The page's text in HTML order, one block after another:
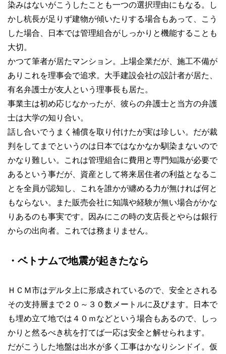
染みはないがこうしたことも一つの選択理由にもなる。し
かし杭長が足りず建物が傾いたりする場合もあって、こう
した場合、日本では管理組合がしっかりと機能することも
大切。
かつて筆者が居たマンション。上場企業だが、施工不備が
ありこれを理事会で追求。大手建設会社の設計者が居た、
有名弁護士が友人という理事長も居た。
事業主は初め応じなかったが、彼らの弁護士と当方の弁護
士は大学の知り合い。
話し合いでうまく補償を取り付けたが実は珍しい。だが裁
判をしてまでというのは日本ではなかなか馴染まないので
かなり難しい。これは管理組合に費用と専門知識が必要で
あるという事だが、資産として将来居住者の利益となるこ
とを全員が認知し、これを誰かが纏める力が無ければ何と
もならない。また販売会社に知識や経験が無い場合がかな
りあるのも事実です。因みにこの時の支店長とやらは銀行
からの出向者。これでは務まりません。
・ベトナムで地震が起きたなら
ＨＣＭ市はデルタ上に形成されているので、安全とされる
その支持層まで２０～３０数メートルに及びます。日本で
も埋め立て地では４０ｍなどという場合もあるので、しっ
かりと然るべき杭を打てば一応は安全と解せられます。
だがこうした地盤は出水が多く工事はかなりシンドイ。仮